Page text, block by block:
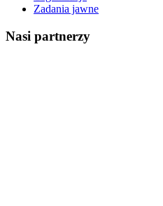
Zadania jawne
Nasi partnerzy